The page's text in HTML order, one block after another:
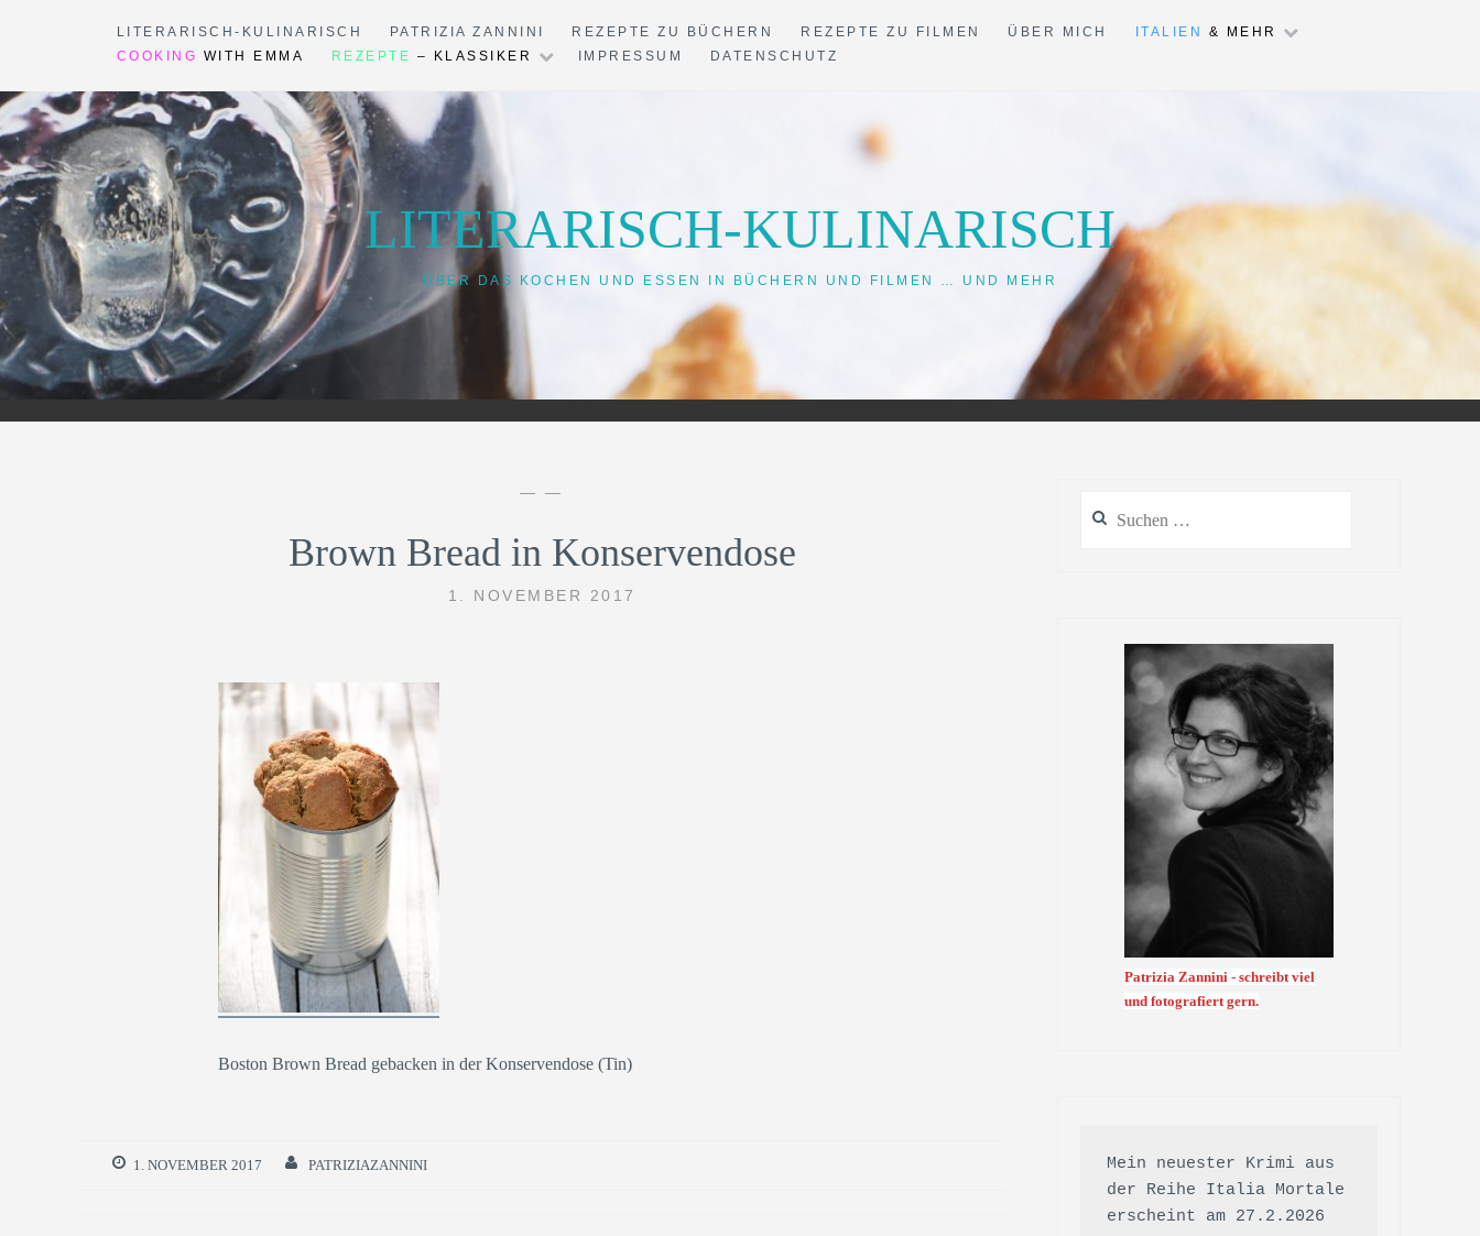
LITERARISCH-KULINARISCH PATRIZIA ZANNINI REZEPTE ZU BÜCHERN REZEPTE ZU FILMEN ÜBER MICH ITALIEN & MEHR
COOKING WITH EMMA REZEPTE – KLASSIKER IMPRESSUM DATENSCHUTZ
LITERARISCH-KULINARISCH
ÜBER DAS KOCHEN UND ESSEN IN BÜCHERN UND FILMEN … UND MEHR
— —
Brown Bread in Konservendose
1. NOVEMBER 2017
Boston Brown Bread gebacken in der Konservendose (Tin)
1. NOVEMBER 2017 PATRIZIAZANNINI
nach:
Patrizia Zannini - schreibt viel
und fotografiert gern.
Mein neuester Krimi aus
der Reihe Italia Mortale
erscheint am 27.2.2026